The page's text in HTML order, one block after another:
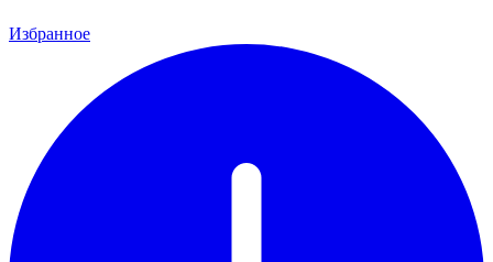
Избранное